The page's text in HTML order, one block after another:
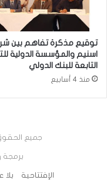
توقيع مذكرة تفاهم بين
اسنيم والمؤسسة الدولية
التابعة للبنك الدولي
منذ 4 أسابيع
جميع
برمجة
الإفتتاحية بلا